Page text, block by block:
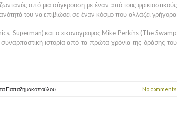
από μια σύγκρουση με έναν από τους φρικιαστικούς
του να επιβιώσει σε έναν κόσμο που αλλάζει γρήγορα
Superman) και ο εικονογράφος Mike Perkins (The Swamp
ιστορία από τα πρώτα χρόνια της δράσης του
Παπαδημακοπούλου No comments